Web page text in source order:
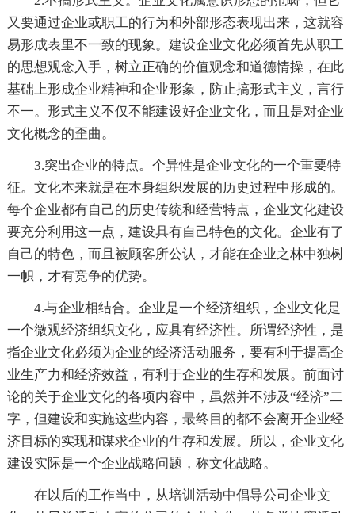
又要通过企业或职工的行为和外部形态表现出来，这就容
易形成表里不一致的现象。建设企业文化必须首先从职工
的思想观念入手，树立正确的价值观念和道德情操，在此
基础上形成企业精神和企业形象，防止搞形式主义，言行
不一。形式主义不仅不能建设好企业文化，而且是对企业
文化概念的歪曲。
3.突出企业的特点。个异性是企业文化的一个重要特
征。文化本来就是在本身组织发展的历史过程中形成的。
每个企业都有自己的历史传统和经营特点，企业文化建设
要充分利用这一点，建设具有自己特色的文化。企业有了
自己的特色，而且被顾客所公认，才能在企业之林中独树
一帜，才有竞争的优势。
4.与企业相结合。企业是一个经济组织，企业文化是
一个微观经济组织文化，应具有经济性。所谓经济性，是
指企业文化必须为企业的经济活动服务，要有利于提高企
业生产力和经济效益，有利于企业的生存和发展。前面讨
论的关于企业文化的各项内容中，虽然并不涉及“经济”二
字，但建设和实施这些内容，最终目的都不会离开企业经
济目标的实现和谋求企业的生存和发展。所以，企业文化
建设实际是一个企业战略问题，称文化战略。
在以后的工作当中，从培训活动中倡导公司企业文